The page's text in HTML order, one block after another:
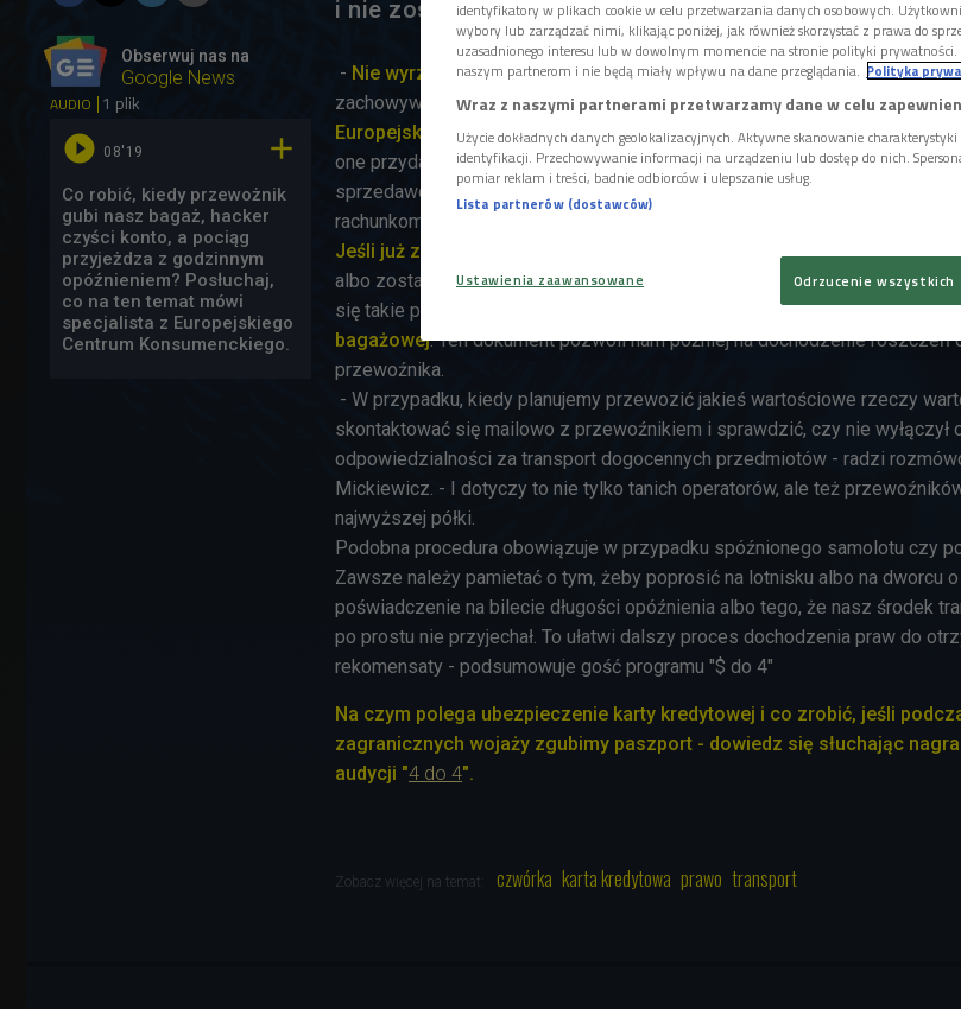
Obserwuj nas na
Google News
i nie zostać kompletnie na lodzie.
AUDIO 1 plik
 08'19 
Co robić, kiedy przewożnik
gubi nasz bagaż, hacker
czyści konto, a pociąg
przyjeżdza z godzinnym
opóźnieniem? Posłuchaj,
co na ten temat mówi
specjalista z Europejskiego
Centrum Konsumenckiego.
- Nie wyrzucajmy rachunków ze sklepów. Spróbujmy wyrobić sobie
zachowywania paragonów z naszych zakupów - namawiaAnna
Europejskiego Centrum Konsumenckiego. - Bo nigdy nie wiadomo, kiedy
one przydadzą. Warto to robić nie tylko ze względu na odpowiedzialność
sprzedawców, ale też z myślą o tym, że kiedyś może nam zginąć bagaż i
rachunkom wycenimy wysokość strat.
Jeśli już zdarzy się tak, że nasz bagaż nie wylądowałz nami we
albo zostal zniszczony od razu powinniśmy się udać do miejsca, w którym
się takie przypadki i poprosić o wydanie
PIR-u czyli protokołu
bagażowej. Ten dokument pozwoli nam później na dochodzenie roszczeń
przewoźnika.
- W przypadku, kiedy planujemy przewozić jakieś wartościowe rzeczy
skontaktować się mailowo z przewoźnikiem i sprawdzić, czy nie wyłączył
odpowiedzialności za transport dogocennych przedmiotów - radzi
Mickiewicz. - I dotyczy to nie tylko tanich operatorów, ale też
najwyższej półki.
Podobna procedura obowiązuje w przypadku spóźnionego samolotu czy
Zawsze należy pamietać o tym, żeby poprosić na lotnisku albo na dworcu o
poświadczenie na bilecie długości opóźnienia albo tego, że nasz środek
po prostu nie przyjechał. To ułatwi dalszy proces dochodzenia praw do
rekomensaty - podsumowuje gość programu "$ do 4"
Na czym polega ubezpieczenie karty kredytowej i co zrobić, jeśli
zagranicznych wojaży zgubimy paszport - dowiedz się słuchając
audycji "4 do 4".
Zobacz więcej na temat: czwórka karta kredytowa prawo transport
identyfikatory w plikach cookie w celu przetwarzania danych osobowych.
wybory lub zarządzać nimi, klikając poniżej, jak również skorzystać z prawa do
uzasadnionego interesu lub w dowolnym momencie na stronie polityki prywatności.
naszym partnerom i nie będą miały wpływu na dane przeglądania. Polityka
Wraz z naszymi partnerami przetwarzamy dane w celu
Użycie dokładnych danych geolokalizacyjnych. Aktywne skanowanie
identyfikacji. Przechowywanie informacji na urządzeniu lub dostęp do nich.
pomiar reklam i treści, badnie odbiorców i ulepszanie usług.
Lista partnerów (dostawców)
Ustawienia zaawansowane Odrzucenie wszystkich